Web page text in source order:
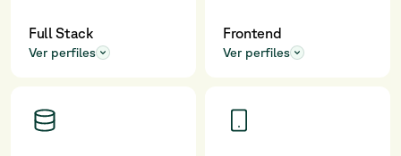
Full Stack
Ver perfiles
Frontend
Ver perfiles